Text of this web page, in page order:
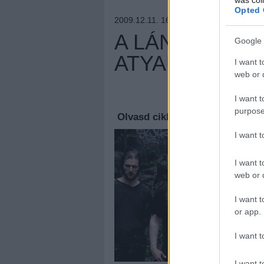
Opted
Google
I want
web or
I want
I want
I want
web or
I want
or app.
I want
2009.12.11. 16:30 –
A
Olvasd cikkeinket az új